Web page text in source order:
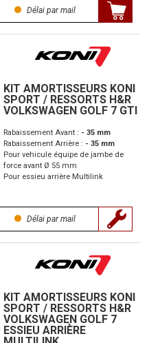
Délai par mail
KIT AMORTISSEURS KONI
SPORT / RESSORTS H&R
VOLKSWAGEN GOLF 7 GTI
Rabaissement Avant : - 35 mm
Rabaissement Arrière : - 35 mm
Pour vehicule équipe de jambe de
force avant Ø 55 mm
Pour essieu arrière Multilink
Délai par mail
KIT AMORTISSEURS KONI
SPORT / RESSORTS H&R
VOLKSWAGEN GOLF 7
ESSIEU ARRIÈRE